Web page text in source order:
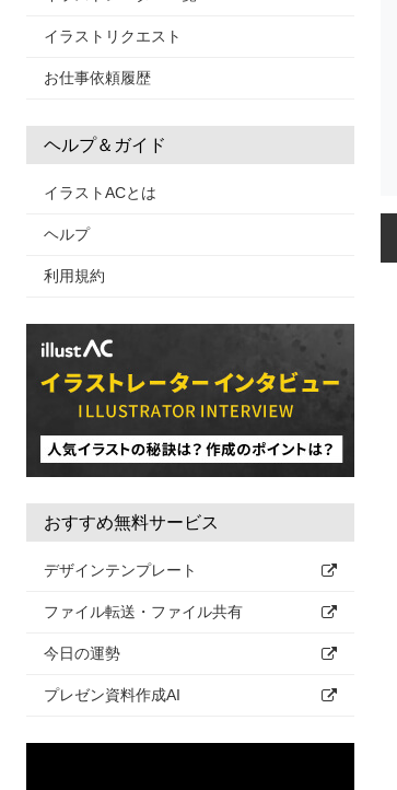
イラストリクエスト
お仕事依頼履歴
ヘルプ＆ガイド
イラストACとは
ヘルプ
利用規約
おすすめ無料サービス
デザインテンプレート
ファイル転送・ファイル共有
今日の運勢
プレゼン資料作成AI